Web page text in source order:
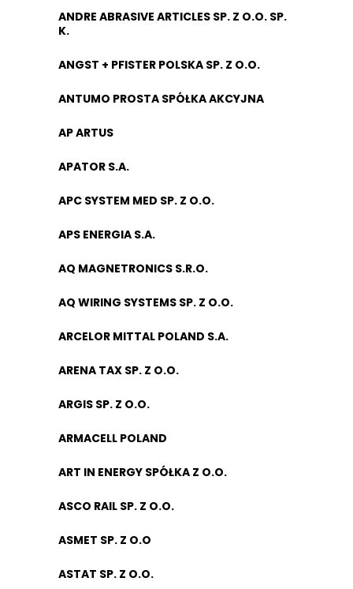
ANDRE ABRASIVE ARTICLES SP. Z O.O. SP.
K.
ANGST + PFISTER POLSKA SP. Z O.O.
ANTUMO PROSTA SPÓŁKA AKCYJNA
AP ARTUS
APATOR S.A.
APC SYSTEM MED SP. Z O.O.
APS ENERGIA S.A.
AQ MAGNETRONICS S.R.O.
AQ WIRING SYSTEMS SP. Z O.O.
ARCELOR MITTAL POLAND S.A.
ARENA TAX SP. Z O.O.
ARGIS SP. Z O.O.
ARMACELL POLAND
ART IN ENERGY SPÓŁKA Z O.O.
ASCO RAIL SP. Z O.O.
ASMET SP. Z O.O
ASTAT SP. Z O.O.